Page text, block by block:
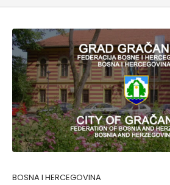
BOSNA I HERCEGOVINA